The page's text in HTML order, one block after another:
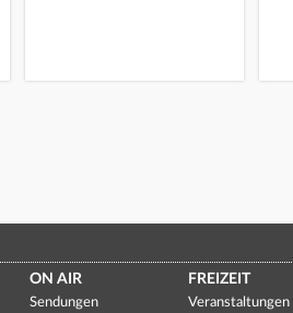
ON AIR
Sendungen
FREIZEIT
Veranstaltungen